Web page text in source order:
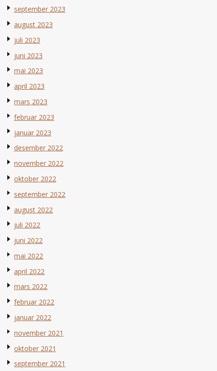
september 2023
august 2023
juli 2023
juni 2023
mai 2023
april 2023
mars 2023
februar 2023
januar 2023
desember 2022
november 2022
oktober 2022
september 2022
august 2022
juli 2022
juni 2022
mai 2022
april 2022
mars 2022
februar 2022
januar 2022
november 2021
oktober 2021
september 2021